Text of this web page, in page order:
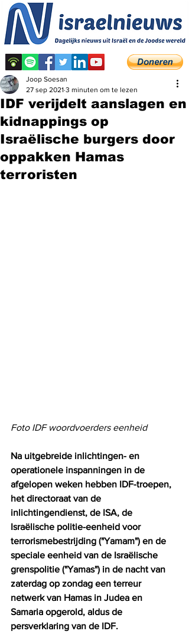
IDF verijdelt aanslagen en
kidnappings op
Israëlische burgers door
oppakken Hamas
terroristen
Joop Soesan
27 sep 2021 3 minuten om te lezen
Foto IDF woordvoerders eenheid
Na uitgebreide inlichtingen- en
operationele inspanningen in de
afgelopen weken hebben IDF-troepen,
het directoraat van de
inlichtingendienst, de ISA, de
Israëlische politie-eenheid voor
terrorismebestrijding ("Yamam") en de
speciale eenheid van de Israëlische
grenspolitie ("Yamas") in de nacht van
zaterdag op zondag een terreur
netwerk van Hamas in Judea en
Samaria opgerold, aldus de
persverklaring van de IDF.